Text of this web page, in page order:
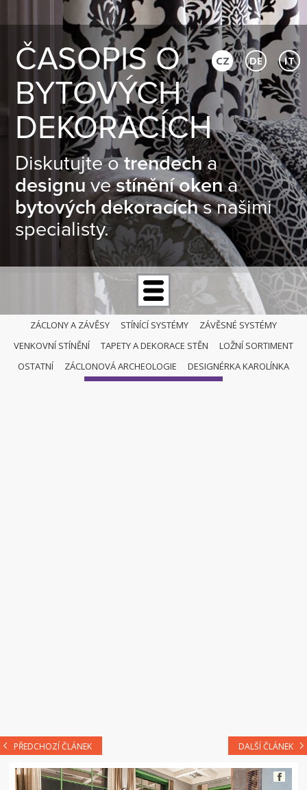
ČASOPIS O
BYTOVÝCH
DEKORACÍCH
Diskutujte otrendecha
designuvestínění okena
bytových dekoracíchs našimi
specialisty.
CZ DE IT
ZÁCLONY A ZÁVĚSY STÍNÍCÍ SYSTÉMY
ZÁVĚSNÉ SYSTÉMY
VENKOVNÍ STÍNĚNÍ
TAPETY A DEKORACE STĚN
LOŽNÍ SORTIMENT
OSTATNÍ
ZÁCLONOVÁ ARCHEOLOGIE DESIGNÉRKA KAROLÍNKA
OSTATNÍ
PŘEDCHOZÍ ČLÁNEK DALŠÍ ČLÁNEK